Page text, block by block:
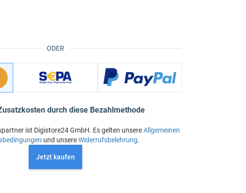
ODER
durch diese Bezahlmethode
ist Digistore24 GmbH. Es gelten unsereAllgemeinen
und unsereWiderrufsbelehrung.
Jetzt kaufen